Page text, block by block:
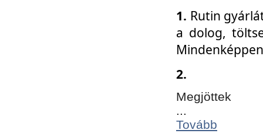
1. Rutin
a dolog,
2.
Megjöttek
...
Tovább